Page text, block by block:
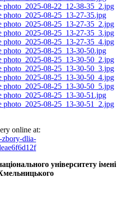
online at:
zbory-dlia-
університету імені